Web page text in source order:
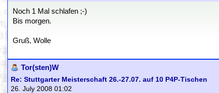
Noch 1 Mal schlafen ;-)
Bis morgen.
Gruß, Wolle
Tor(sten)W
Re: Stuttgarter Meisterschaft 26.-27.07. auf 10 P4P-Tischen
26. July 2008 01:02